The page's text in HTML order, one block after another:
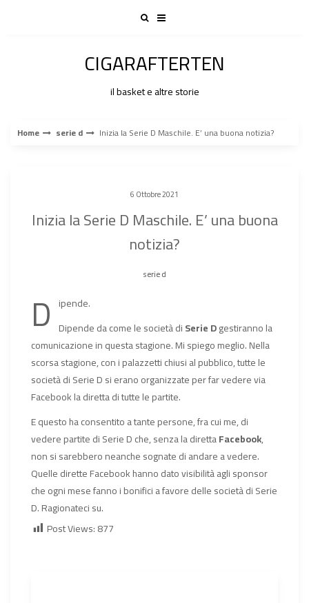
CIGARAFTERTEN
il basket e altre storie
Home serie d Inizia la Serie D Maschile. E’ una buona notizia?
6 Ottobre 2021
Inizia la Serie D Maschile. E’ una buona
notizia?
serie d
D ipende.
Dipende da come le società diSerie Dgestiranno la
comunicazione in questa stagione. Mi spiego meglio. Nella
scorsa stagione, con i palazzetti chiusi al pubblico, tutte le
società di Serie D si erano organizzate per far vedere via
Facebook la diretta di tutte le partite.
E questo ha consentito a tante persone, fra cui me, di
vedere partite di Serie D che, senza la direttaFacebook,
non si sarebbero neanche sognate di andare a vedere.
Quelle dirette Facebook hanno dato visibilità agli sponsor
che ogni mese fanno i bonifici a favore delle società di Serie
D. Ragionateci su.
Post Views:877